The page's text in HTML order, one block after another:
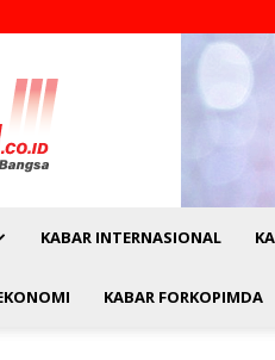
KABAR INTERNASIONAL
KABAR FORKOPIMDA